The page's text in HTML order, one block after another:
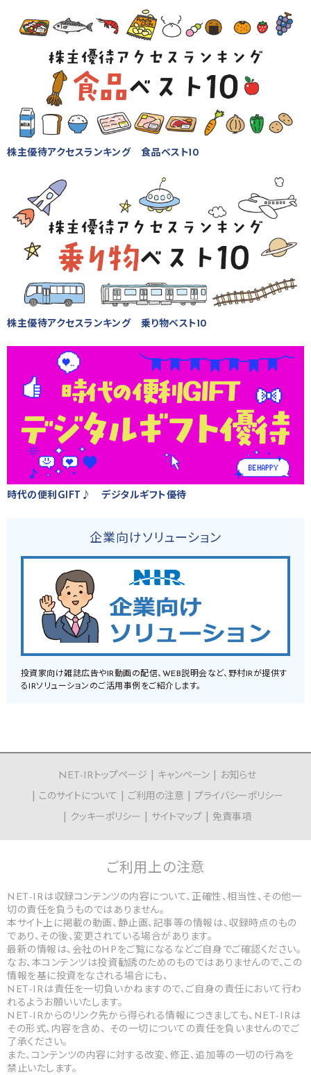
株主優待アクセスランキング 食品ベスト10
株主優待アクセスランキング 乗り物ベスト10
時代の便利GIFT♪ デジタルギフト優待
企業向けソリューション
投資家向け雑誌広告やIR動画の配信、WEB説明会など、野村IRが提供す
るIRソリューションのご活用事例をご紹介します。
NET-IRトップページ キャンペーン
お知らせ
このサイトについて
ご利用の注意
プライバシーポリシー
クッキーポリシー
サイトマップ 免責事項
ご利用上の注意
NET-IRは収録コンテンツの内容について、正確性、相当性、その他一
切の責任を負うものではありません。
本サイト上に掲載の動画、静止画、記事等の情報は、収録時点のもの
であり、その後、変更されている場合があります。
最新の情報は、会社のHPをご覧になるなどご自身でご確認ください。
なお、本コンテンツは投資勧誘のためのものではありませんので、この
情報を基に投資をなされる場合にも、
NET-IRは責任を一切負いかねますので、ご自身の責任において行わ
れるようお願いいたします。
NET-IRからのリンク先から得られる情報につきましても、NET-IRは
その形式、内容を含め、 その一切についての責任を負いませんのでご
了承ください。
また、コンテンツの内容に対する改変、修正、追加等の一切の行為を
禁止いたします。